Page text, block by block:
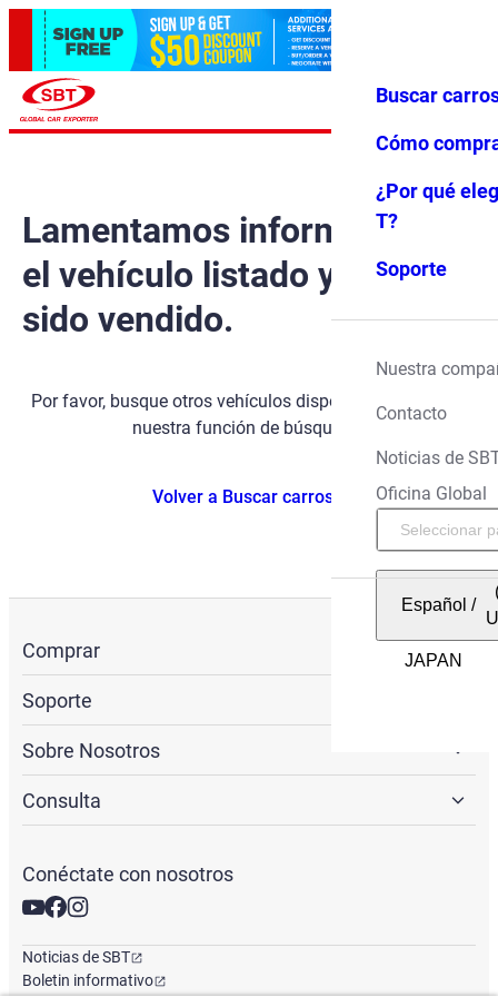
Favoritos Menú
Buscar
Cómo
¿Por qué
T?
Soporte
Nuestra
Contacto
Noticias de
Oficina Global
Español /
Lamentamos informarle que
el vehículo listado ya ha
sido vendido.
Por favor, busque otros vehículos disponibles utilizando
nuestra función de búsqueda.
Volver a Buscar carros
Comprar
Soporte
Sobre Nosotros
Consulta
Conéctate con nosotros
Noticias de SBT
Boletin informativo